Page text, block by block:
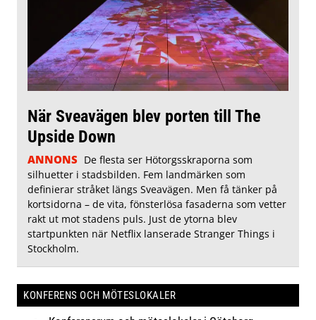
När Sveavägen blev porten till The
Upside Down
ANNONS De flesta ser Hötorgsskraporna som
silhuetter i stadsbilden. Fem landmärken som
definierar stråket längs Sveavägen. Men få tänker på
kortsidorna – de vita, fönsterlösa fasaderna som vetter
rakt ut mot stadens puls. Just de ytorna blev
startpunkten när Netflix lanserade Stranger Things i
Stockholm.
KONFERENS OCH MÖTESLOKALER